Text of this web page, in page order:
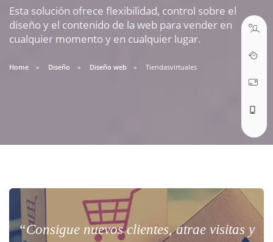
Esta solución ofrece flexibilidad, control sobre el
diseño y el contenido de la web para vender en
cualquier momento y en cualquier lugar.
Home Diseño Diseño web Tiendasvirtuales
“Consigue nuevos clientes, atrae visitas y
soporte@webseo.cl
ABRIR TICKET